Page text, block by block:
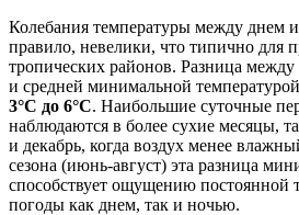
Колебания температуры между днем
правило, невелики, что типично для
тропических районов. Разница
и средней минимальной
3°C до 6°C. Наибольшие суточные
наблюдаются в более сухие месяцы,
и декабрь, когда воздух менее
сезона (июнь-август) эта разница
способствует ощущению постоянной
погоды как днем, так и ночью.